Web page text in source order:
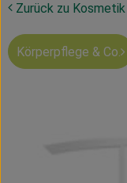
Ökokisten
Mahlitzscher
Zurück zu
Körperpflege & Co.